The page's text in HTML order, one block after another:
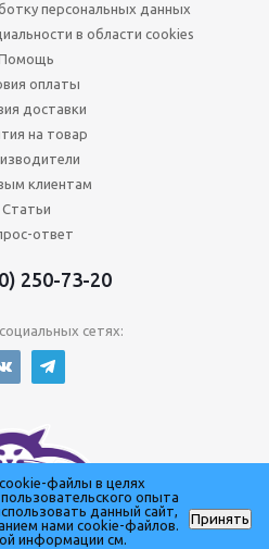
персональных данных
в области cookies
оплаты
доставки
на товар
клиентам
Статьи
ответ
250-73-20
сетях:
файлы в целях
опыта
данный сайт,
нами cookie-файлов.
информации см.
Принять